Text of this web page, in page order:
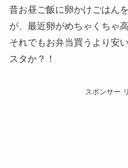
昔お昼ご飯に卵かけごはん
が、最近卵がめちゃくちゃ高
それでもお弁当買うより安
スタか？！
スポンサー